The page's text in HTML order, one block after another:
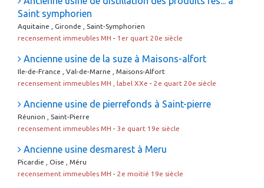
Saint symphorien
Aquitaine , Gironde , Saint-Symphorien
recensement immeubles MH - 1er quart 20e siècle
Ancienne usine de la suze à Maisons-alfort
Ile-de-France , Val-de-Marne , Maisons-Alfort
recensement immeubles MH , label XXe - 2e quart 20e siècle
Ancienne usine de pierrefonds à Saint-pierre
Réunion , Saint-Pierre
recensement immeubles MH - 3e quart 19e siècle
Ancienne usine desmarest à Meru
Picardie , Oise , Méru
recensement immeubles MH - 2e moitié 19e siècle